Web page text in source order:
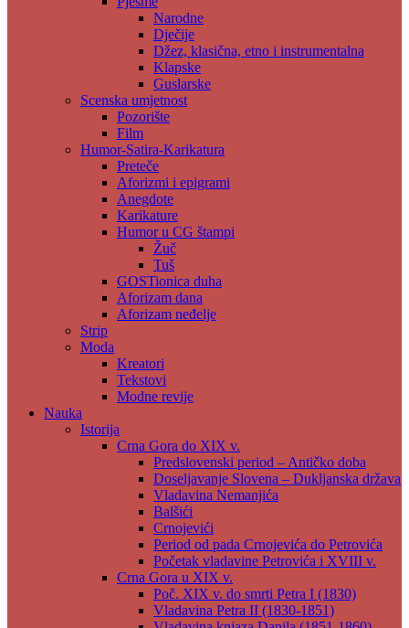
Narodne
Dječije
Džez, klasična, etno i instrumentalna
Klapske
Guslarske
Scenska umjetnost
Pozorište
Film
Humor-Satira-Karikatura
Preteče
Aforizmi i epigrami
Anegdote
Karikature
Humor u CG štampi
Žuč
Tuš
GOSTionica duha
Aforizam dana
Aforizam neđelje
Strip
Moda
Kreatori
Tekstovi
Modne revije
Nauka
Istorija
Crna Gora do XIX v.
Predslovenski period – Antičko doba
Doseljavanje Slovena – Dukljanska država
Vladavina Nemanjića
Balšići
Crnojevići
Period od pada Crnojevića do Petrovića
Početak vladavine Petrovića i XVIII v.
Crna Gora u XIX v.
Poč. XIX v. do smrti Petra I (1830)
Vladavina Petra II (1830-1851)